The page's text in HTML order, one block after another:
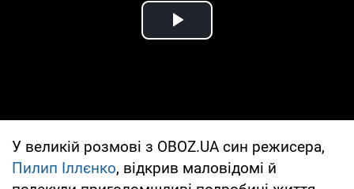
Play Video
У великій розмові з OBOZ.UA син режисера,
Пилип Іллєнко, відкрив маловідомі й